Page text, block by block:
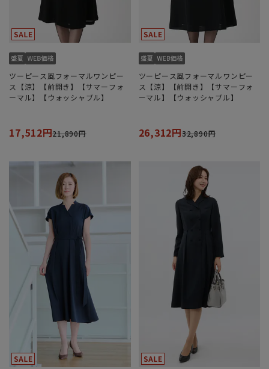
ツーピース風フォーマルワンピー
ス【涼】【前開き】【サマーフォ
ーマル】【ウォッシャブル】
17,512円21,890円
ツーピース風フォーマルワンピー
ス【涼】【前開き】【サマーフォ
ーマル】【ウォッシャブル】
26,312円32,890円